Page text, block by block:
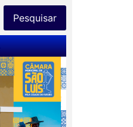
Pesquisar